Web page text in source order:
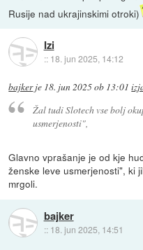
Rusije nad ukrajinskimi otroki)
Izi
:: 18. jun 2025, 14:12
bajkerje 18. jun 2025 ob 13:01
Žal tudi Slotech vse bolj
usmerjenosti",
Glavno vprašanje je od kje
ženske leve usmerjenosti", ki
mrgoli.
bajker
:: 18. jun 2025, 14:51